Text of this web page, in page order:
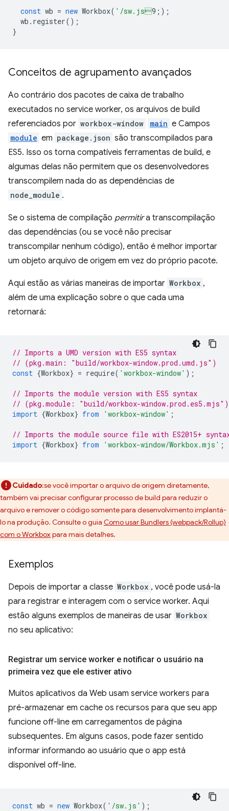
const wb = new Workbox( '/sw.js9; );
wb . register();
}
Conceitos de agrupamento avançados
Ao contrário dos pacotes de caixa de trabalho
executados no service worker, os arquivos de build
referenciados por workbox-window main e Campos
module em package.json são transcompilados para
ES5. Isso os torna compatíveis ferramentas de build, e
algumas delas não permitem que os desenvolvedores
transcompilem nada do as dependências de
node_module .
Se o sistema de compilação permitira transcompilação
das dependências (ou se você não precisar
transcompilar nenhum código), então é melhor importar
um objeto arquivo de origem em vez do próprio pacote.
Aqui estão as várias maneiras de importar Workbox ,
além de uma explicação sobre o que cada uma
retornará:
// Imports a UMD version with ES5 syntax
// (pkg.main: "build/workbox-window.prod.umd.js")
const {Workbox} = require( 'workbox-window' );
// Imports the module version with ES5 syntax
// (pkg.module: "build/workbox-window.prod.es5.mjs")
import {Workbox} from 'workbox-window' ;
// Imports the module source file with ES2015+
import {Workbox} from 'workbox-window/Workbox.mjs' ;
Cuidado:se você importar o arquivo de origem diretamente,
também vai precisar configurar processo de build para reduzir o
arquivo e remover o código somente para desenvolvimento implantá-
lo na produção. Consulte o guia Como usar Bundlers (webpack/Rollup)
com o Workboxpara mais detalhes.
Exemplos
Depois de importar a classe Workbox , você pode usá-la
para registrar e interagem com o service worker. Aqui
estão alguns exemplos de maneiras de usar Workbox
no seu aplicativo:
Registrar um service worker e notificar o usuário na
primeira vez que ele estiver ativo
Muitos aplicativos da Web usam service workers para
pré-armazenar em cache os recursos para que seu app
funcione off-line em carregamentos de página
subsequentes. Em alguns casos, pode fazer sentido
informar informando ao usuário que o app está
disponível off-line.
const wb = new Workbox( '/sw.js' );